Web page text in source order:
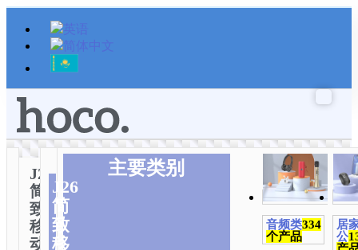
跳
J26
简
致
移
动
主要类别
音频类334
个产品
居
公
J26
简
致
移